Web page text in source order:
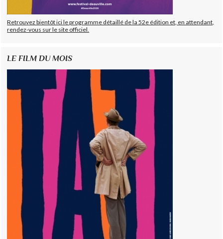
Retrouvez bientôt ici le programme détaillé de la 52e édition et, en attendant,
rendez-vous sur le site officiel.
LE FILM DU MOIS